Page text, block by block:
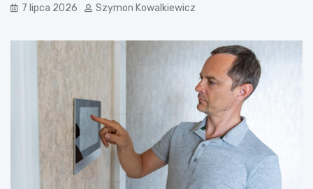
7 lipca 2026 Szymon Kowalkiewicz